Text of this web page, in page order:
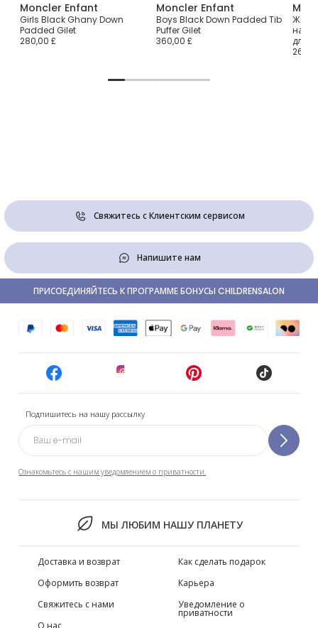
Moncler Enfant
Girls Black Ghany Down
Padded Gilet
280,00 £
Moncler Enfant
Boys Black Down Padded Tib
Puffer Gilet
360,00 £
для
Свяжитесь с Клиентским сервисом
Напишите нам
Подпишитесь на нашу рассылку
Ознакомьтесь с нашим уведомлением о приватности.
МЫ ЛЮБИМ НАШУ ПЛАНЕТУ
ПРИСОЕДИНЯЙТЕСЬ К ПРОГРАММЕ БОНУСЫ CHILDRENSALON
Доставка и возврат
Оформить возврат
Свяжитесь с нами
О нас
Как сделать подарок
Карьера
Уведомление о
приватности